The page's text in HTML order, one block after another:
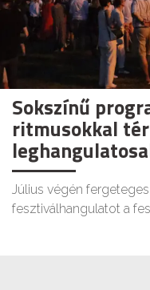
Sokszínű
ritmusokkal
Július végén
fesztiválhangulatot a